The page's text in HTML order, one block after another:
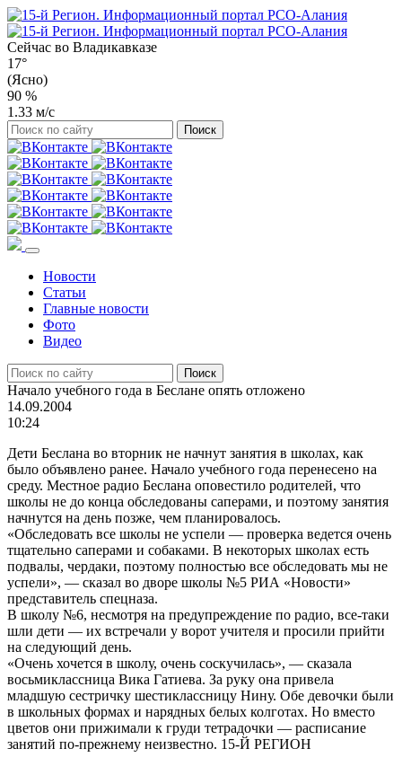
Сейчас во Владикавказе
17°
(Ясно)
90 %
1.33 м/с
Новости
Статьи
Главные новости
Фото
Видео
Начало учебного года в Беслане опять отложено
14.09.2004
10:24
Дети Беслана во вторник не начнут занятия в школах, как
было объявлено ранее. Начало учебного года перенесено на
среду. Местное радио Беслана оповестило родителей, что
школы не до конца обследованы саперами, и поэтому занятия
начнутся на день позже, чем планировалось.
«Обследовать все школы не успели — проверка ведется очень
тщательно саперами и собаками. В некоторых школах есть
подвалы, чердаки, поэтому полностью все обследовать мы не
успели», — сказал во дворе школы №5 РИА «Новости»
представитель спецназа.
В школу №6, несмотря на предупреждение по радио, все-таки
шли дети — их встречали у ворот учителя и просили прийти
на следующий день.
«Очень хочется в школу, очень соскучилась», — сказала
восьмиклассница Вика Гатиева. За руку она привела
младшую сестричку шестиклассницу Нину. Обе девочки были
в школьных формах и нарядных белых колготах. Но вместо
цветов они прижимали к груди тетрадочки — расписание
занятий по-прежнему неизвестно. 15-Й РЕГИОН